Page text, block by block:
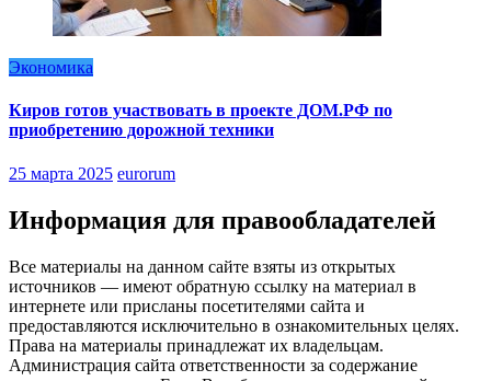
Экономика
Киров готов участвовать в проекте ДОМ.РФ по
приобретению дорожной техники
25 марта 2025 eurorum
Информация для правообладателей
Все материалы на данном сайте взяты из открытых
источников — имеют обратную ссылку на материал в
интернете или присланы посетителями сайта и
предоставляются исключительно в ознакомительных целях.
Права на материалы принадлежат их владельцам.
Администрация сайта ответственности за содержание